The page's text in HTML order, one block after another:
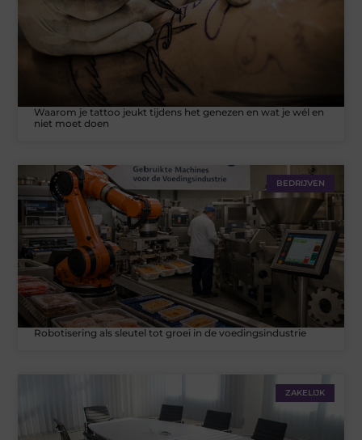
Waarom je tattoo jeukt tijdens het genezen en wat je wél en
niet moet doen
BEDRIJVEN
Robotisering als sleutel tot groei in de voedingsindustrie
ZAKELIJK